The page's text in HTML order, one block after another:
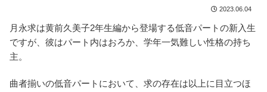
2023.06.04
月永求は黄前久美子2年生編から登場する低音パートの新入生
ですが、彼はパート内はおろか、学年一気難しい性格の持ち
主。
曲者揃いの低音パートにおいて、求の存在は以上に目立つほ